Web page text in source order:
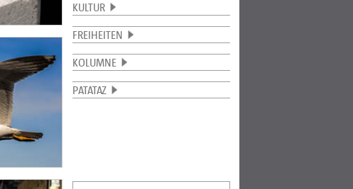
KULTUR
FREIHEITEN
KOLUMNE
PATATAZ